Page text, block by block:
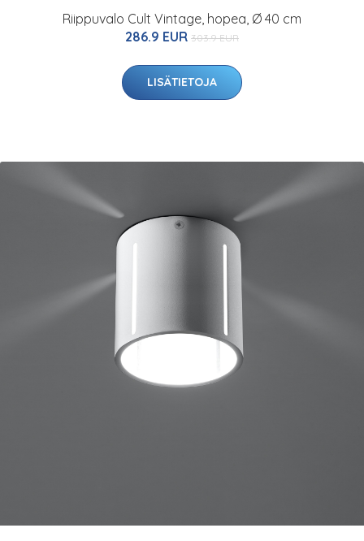
Riippuvalo Cult Vintage, hopea, Ø 40 cm
286.9 EUR 303.9 EUR
LISÄTIETOJA